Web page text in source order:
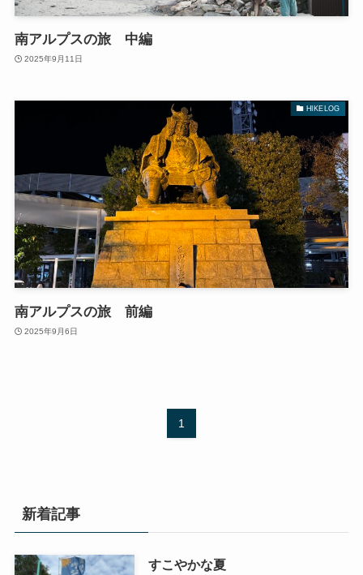
南アルプスの旅 中編
2025年9月11日
HIKELOG
南アルプスの旅 前編
2025年9月6日
1
新着記事
すこやかな夏